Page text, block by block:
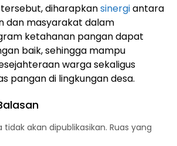
diharapkansinergiantara
dan masyarakat dalam
ketahanan pangan dapat
baik, sehingga mampu
warga sekaligus
pangan di lingkungan desa.
akan dipublikasikan. Ruas yang